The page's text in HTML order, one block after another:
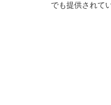
でも提供されて